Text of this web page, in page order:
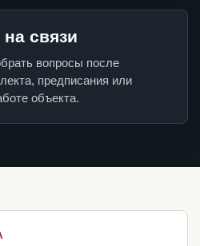
связи
вопросы после
предписания или
объекта.